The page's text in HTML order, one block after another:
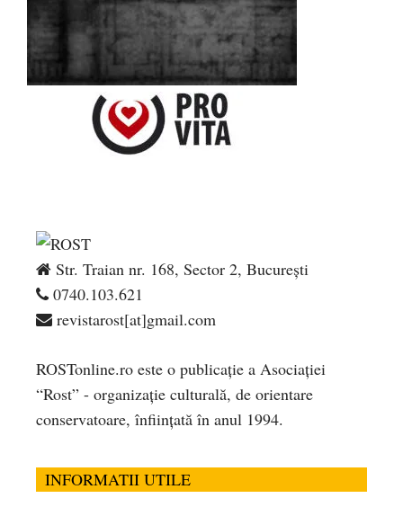
Str. Traian nr. 168, Sector 2, București
0740.103.621
revistarost[at]gmail.com
ROSTonline.ro este o publicaţie a Asociaţiei
“Rost” - organizaţie culturală, de orientare
conservatoare, înfiinţată în anul 1994.
INFORMATII UTILE